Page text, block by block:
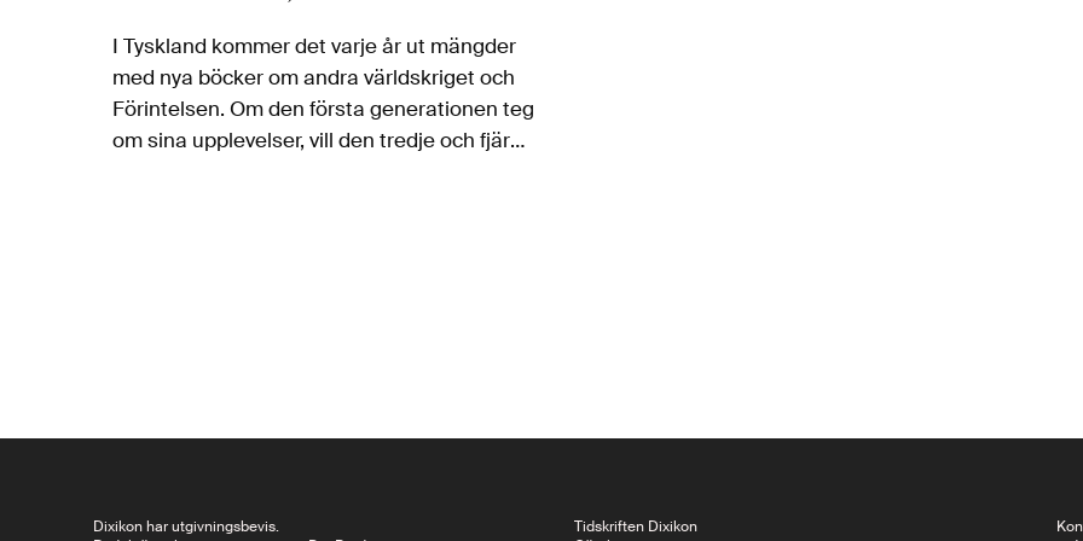
I Tyskland kommer det varje år ut mängder
med nya böcker om andra världskriget och
Förintelsen. Om den första generationen teg
om sina upplevelser, vill den tredje och fjärde
Dixikon har utgivningsbevis.
Tidskriften Dixikon